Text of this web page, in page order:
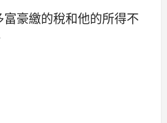
豪繳的稅和他的所得不